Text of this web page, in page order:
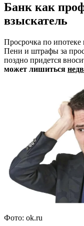
Банк как
взыскатель
Просрочка по
Пени и штрафы за
поздно придется
может лишиться
Фото: ok.ru